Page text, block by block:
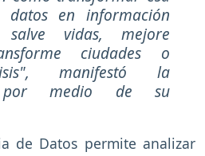
datos en información
vidas, mejore
ciudades o
manifestó la
por medio de su